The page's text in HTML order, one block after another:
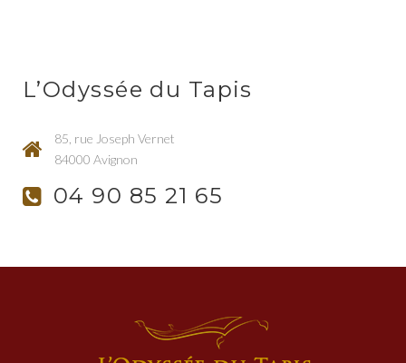
L’Odyssée du Tapis
85, rue Joseph Vernet
84000 Avignon
04 90 85 21 65